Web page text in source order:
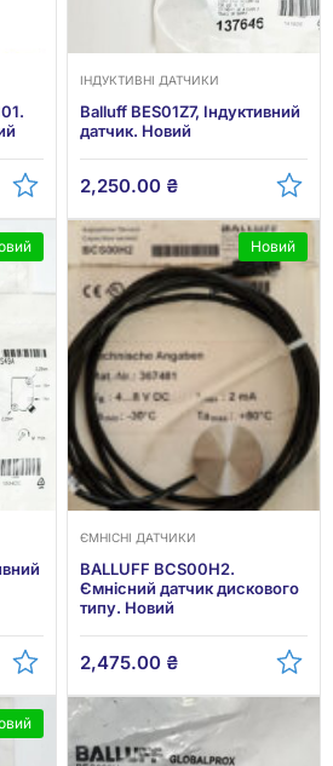
ІНДУКТИВНІ ДАТЧИКИ
Balluff BES01Z7, Індуктивний
датчик. Новий
2,250.00 ₴
Новий
ЄМНІСНІ ДАТЧИКИ
BALLUFF BCS00H2.
Ємнісний датчик дискового
типу. Новий
2,475.00 ₴